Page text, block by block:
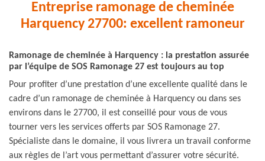
Entreprise ramonage de cheminée
Harquency 27700: excellent ramoneur
Ramonage de cheminée à Harquency : la prestation assurée
par l’équipe de SOS Ramonage 27 est toujours au top
Pour profiter d’une prestation d’une excellente qualité dans le
cadre d’un ramonage de cheminée à Harquency ou dans ses
environs dans le 27700, il est conseillé pour vous de vous
tourner vers les services offerts par SOS Ramonage 27.
Spécialiste dans le domaine, il vous livrera un travail conforme
aux règles de l’art vous permettant d’assurer votre sécurité.